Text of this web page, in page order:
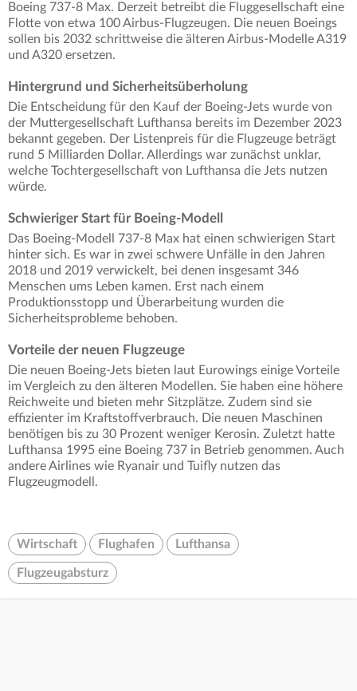
Boeing 737-8 Max. Derzeit betreibt die Fluggesellschaft eine
Flotte von etwa 100 Airbus-Flugzeugen. Die neuen Boeings
sollen bis 2032 schrittweise die älteren Airbus-Modelle A319
und A320 ersetzen.
Hintergrund und Sicherheitsüberholung
Die Entscheidung für den Kauf der Boeing-Jets wurde von
der Muttergesellschaft Lufthansa bereits im Dezember 2023
bekannt gegeben. Der Listenpreis für die Flugzeuge beträgt
rund 5 Milliarden Dollar. Allerdings war zunächst unklar,
welche Tochtergesellschaft von Lufthansa die Jets nutzen
würde.
Schwieriger Start für Boeing-Modell
Das Boeing-Modell 737-8 Max hat einen schwierigen Start
hinter sich. Es war in zwei schwere Unfälle in den Jahren
2018 und 2019 verwickelt, bei denen insgesamt 346
Menschen ums Leben kamen. Erst nach einem
Produktionsstopp und Überarbeitung wurden die
Sicherheitsprobleme behoben.
Vorteile der neuen Flugzeuge
Die neuen Boeing-Jets bieten laut Eurowings einige Vorteile
im Vergleich zu den älteren Modellen. Sie haben eine höhere
Reichweite und bieten mehr Sitzplätze. Zudem sind sie
effizienter im Kraftstoffverbrauch. Die neuen Maschinen
benötigen bis zu 30 Prozent weniger Kerosin. Zuletzt hatte
Lufthansa 1995 eine Boeing 737 in Betrieb genommen. Auch
andere Airlines wie Ryanair und Tuifly nutzen das
Flugzeugmodell.
Wirtschaft Flughafen Lufthansa
Flugzeugabsturz